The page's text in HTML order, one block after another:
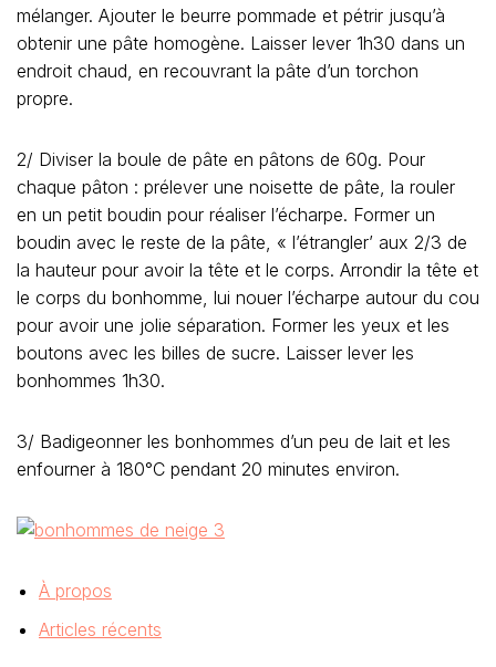
mélanger. Ajouter le beurre pommade et pétrir jusqu’à
obtenir une pâte homogène. Laisser lever 1h30 dans un
endroit chaud, en recouvrant la pâte d’un torchon
propre.
2/ Diviser la boule de pâte en pâtons de 60g. Pour
chaque pâton : prélever une noisette de pâte, la rouler
en un petit boudin pour réaliser l’écharpe. Former un
boudin avec le reste de la pâte, « l’étrangler’ aux 2/3 de
la hauteur pour avoir la tête et le corps. Arrondir la tête et
le corps du bonhomme, lui nouer l’écharpe autour du cou
pour avoir une jolie séparation. Former les yeux et les
boutons avec les billes de sucre. Laisser lever les
bonhommes 1h30.
3/ Badigeonner les bonhommes d’un peu de lait et les
enfourner à 180°C pendant 20 minutes environ.
À propos
Articles récents